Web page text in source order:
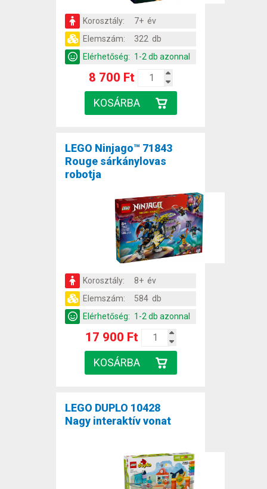
Korosztály:
7+ év
Elemszám:
322 db
Elérhetőség: 1-2 db azonnal
8 700 Ft
LEGO Ninjago™ 71843
Rouge sárkánylovas
robotja
Korosztály:
8+ év
Elemszám:
584 db
Elérhetőség: 1-2 db azonnal
17 900 Ft
LEGO DUPLO 10428
Nagy interaktív vonat